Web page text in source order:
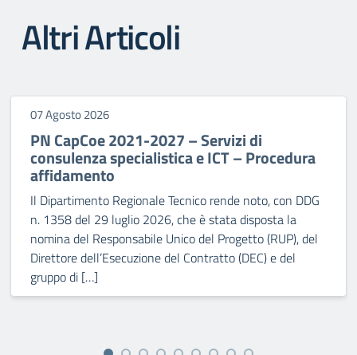
Altri Articoli
07 Agosto 2026
PN CapCoe 2021-2027 – Servizi di
consulenza specialistica e ICT – Procedura
affidamento
Il Dipartimento Regionale Tecnico rende noto, con DDG
n. 1358 del 29 luglio 2026, che è stata disposta la
nomina del Responsabile Unico del Progetto (RUP), del
Direttore dell’Esecuzione del Contratto (DEC) e del
gruppo di […]